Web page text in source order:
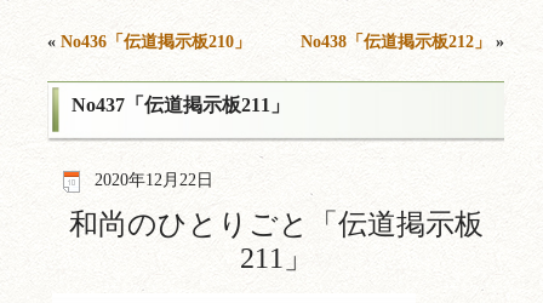
«No436「伝道掲示板210」 No438「伝道掲示板212」 »
No437「伝道掲示板211」
2020年12月22日
和尚のひとりごと「伝道掲示板
211」